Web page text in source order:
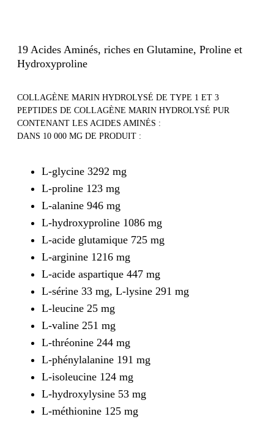
19 Acides Aminés, riches en Glutamine, Proline et
Hydroxyproline
COLLAGÈNE MARIN HYDROLYSÉ DE TYPE 1 ET 3
PEPTIDES DE COLLAGÈNE MARIN HYDROLYSÉ PUR
CONTENANT LES ACIDES AMINÉS :
DANS 10 000 MG DE PRODUIT :
L-glycine 3292 mg
L-proline 123 mg
L-alanine 946 mg
L-hydroxyproline 1086 mg
L-acide glutamique 725 mg
L-arginine 1216 mg
L-acide aspartique 447 mg
L-sérine 33 mg, L-lysine 291 mg
L-leucine 25 mg
L-valine 251 mg
L-thréonine 244 mg
L-phénylalanine 191 mg
L-isoleucine 124 mg
L-hydroxylysine 53 mg
L-méthionine 125 mg